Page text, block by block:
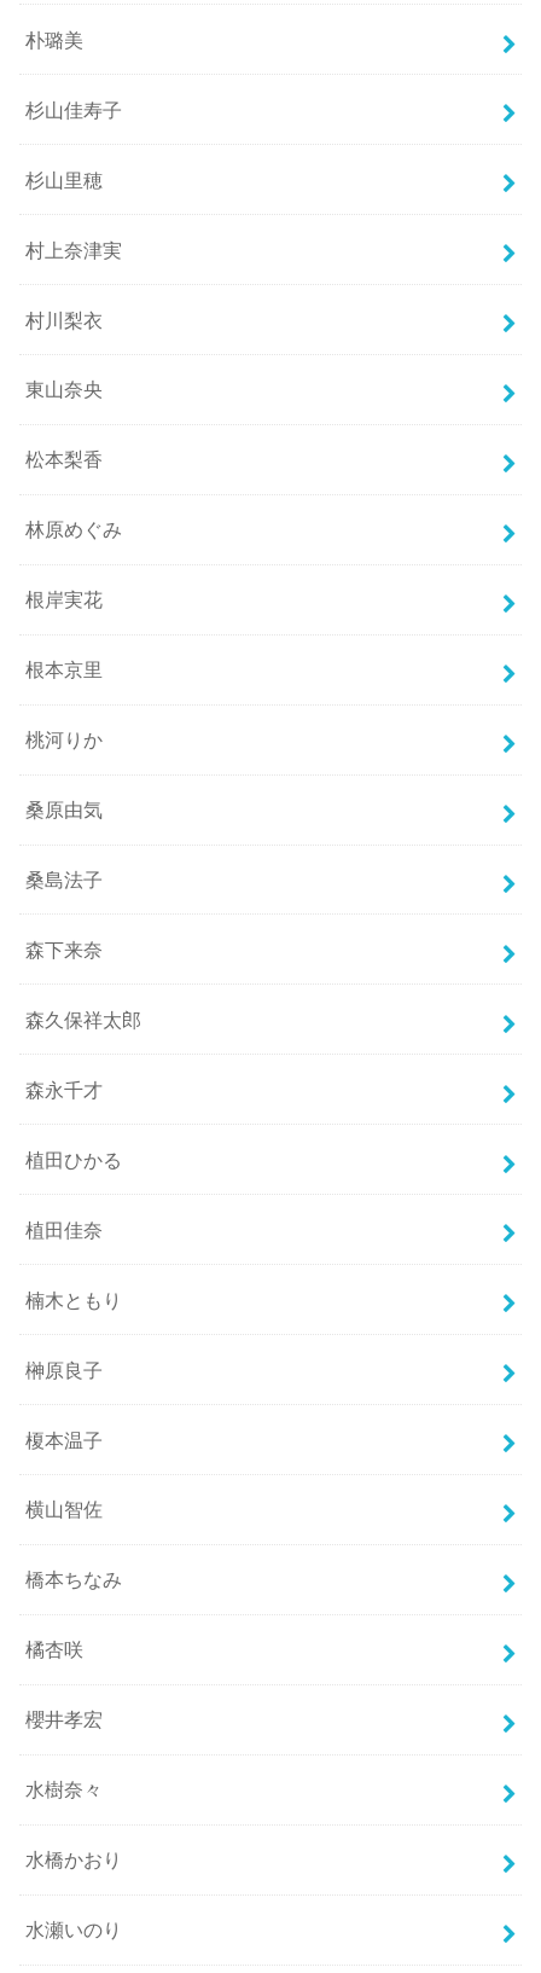
朴璐美
杉山佳寿子
杉山里穂
村上奈津実
村川梨衣
東山奈央
松本梨香
林原めぐみ
根岸実花
根本京里
桃河りか
桑原由気
桑島法子
森下来奈
森久保祥太郎
森永千才
植田ひかる
植田佳奈
楠木ともり
榊原良子
榎本温子
横山智佐
橋本ちなみ
橘杏咲
櫻井孝宏
水樹奈々
水橋かおり
水瀬いのり